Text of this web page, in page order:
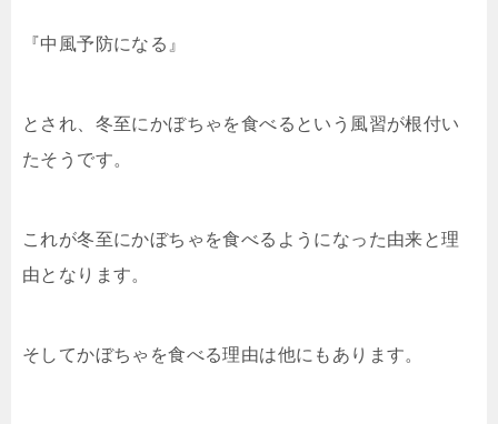
『中風予防になる』
とされ、冬至にかぼちゃを食べるという風習が根付い
たそうです。
これが冬至にかぼちゃを食べるようになった由来と理
由となります。
そしてかぼちゃを食べる理由は他にもあります。